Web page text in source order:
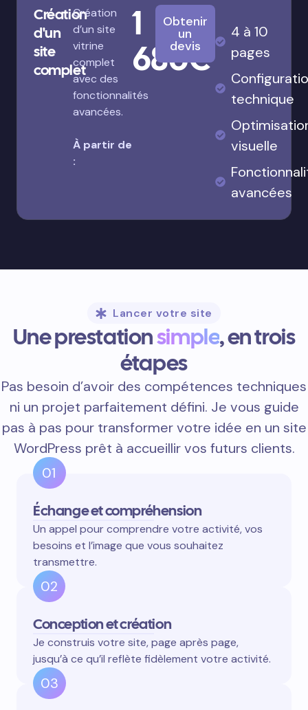
Création
d'un
site
complet
Création
d’un site
vitrine
complet
avec des
fonctionnalités
avancées.
À partir de
:
1
680€
Obtenir
un
devis
4 à 10
pages
technique
visuelle
avancées
Lancer votre site
Une prestationsimple, en trois
étapes
Pas besoin d’avoir des compétences techniques
ni un projet parfaitement défini. Je vous guide
pas à pas pour transformer votre idée en un site
WordPress prêt à accueillir vos futurs clients.
01
Échange et compréhension
Un appel pour comprendre votre activité, vos
besoins et l’image que vous souhaitez
transmettre.
02
Conception et création
Je construis votre site, page après page,
jusqu’à ce qu’il reflète fidèlement votre activité.
03